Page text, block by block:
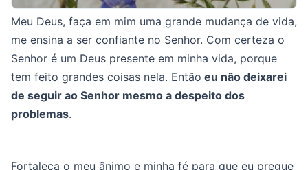
Meu Deus, faça em mim uma grande mudança de vida,
me ensina a ser confiante no Senhor. Com certeza o
Senhor é um Deus presente em minha vida, porque
tem feito grandes coisas nela. Então eu não deixarei
de seguir ao Senhor mesmo a despeito dos
problemas.
Fortaleça o meu ânimo e minha fé para que eu pregue